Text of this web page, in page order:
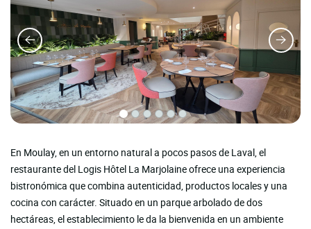
En Moulay, en un entorno natural a pocos pasos de Laval, el
restaurante del Logis Hôtel La Marjolaine ofrece una experiencia
bistronómica que combina autenticidad, productos locales y una
cocina con carácter. Situado en un parque arbolado de dos
hectáreas, el establecimiento le da la bienvenida en un ambiente